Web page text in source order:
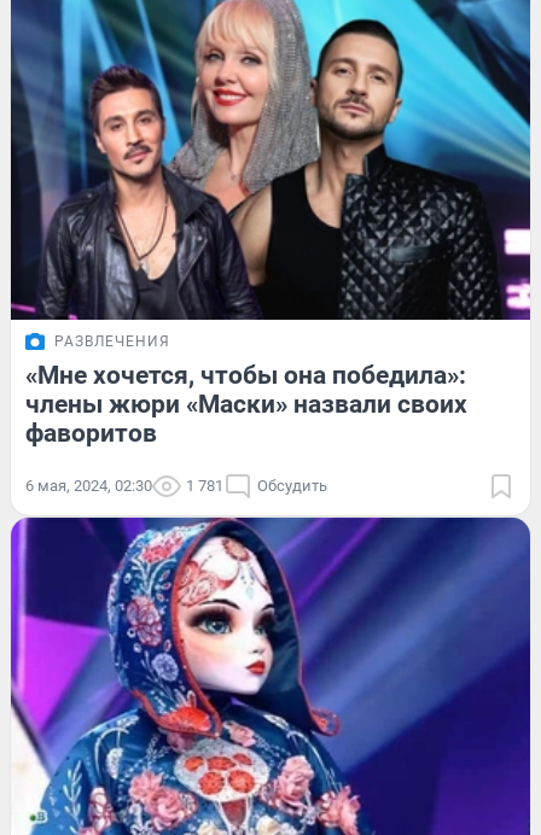
РАЗВЛЕЧЕНИЯ
«Мне хочется, чтобы она победила»:
члены жюри «Маски» назвали своих
фаворитов
6 мая, 2024, 02:30 1 781 Обсудить